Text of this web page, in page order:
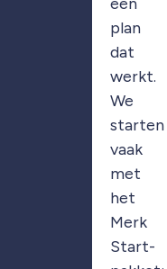
plan
dat
werkt.
We
starten
vaak
met
het
Merk
Start-